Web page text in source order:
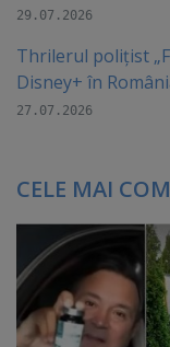
29.07.2026
Thrilerul polițist
Disney+ în
27.07.2026
CELE MAI